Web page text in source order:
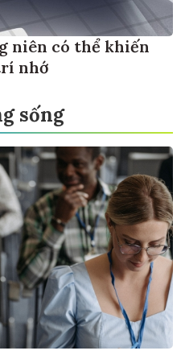
niên có thể khiến
nhớ
sống